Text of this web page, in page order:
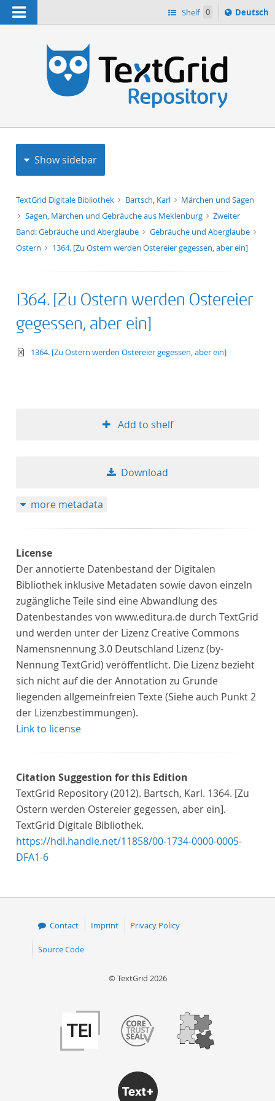
Navigation Shelf 0
Sprache
ï¿½ndern
Deutsch
Show sidebar
TextGrid Digitale Bibliothek Bartsch, Karl
Märchen und Sagen
Sagen, Märchen und Gebräuche aus Meklenburg
Zweiter
Band: Gebräuche und Aberglaube
Gebräuche und Aberglaube
Ostern
1364. [Zu Ostern werden Ostereier gegessen, aber ein]
1364. [Zu Ostern werden Ostereier
gegessen, aber ein]
text/xml
1364. [Zu Ostern werden Ostereier gegessen, aber ein]
Add to shelf
Download
more metadata
License
Der annotierte Datenbestand der Digitalen
Bibliothek inklusive Metadaten sowie davon einzeln
zugängliche Teile sind eine Abwandlung des
Datenbestandes von www.editura.de durch TextGrid
und werden unter der Lizenz Creative Commons
Namensnennung 3.0 Deutschland Lizenz (by-
Nennung TextGrid) veröffentlicht. Die Lizenz bezieht
sich nicht auf die der Annotation zu Grunde
liegenden allgemeinfreien Texte (Siehe auch Punkt 2
der Lizenzbestimmungen).
Link to license
Citation Suggestion for this Edition
TextGrid Repository (2012). Bartsch, Karl. 1364. [Zu
Ostern werden Ostereier gegessen, aber ein].
TextGrid Digitale Bibliothek.
https://hdl.handle.net/11858/00-1734-0000-0005-
DFA1-6
Contact Imprint Privacy Policy
Source Code
© TextGrid 2026